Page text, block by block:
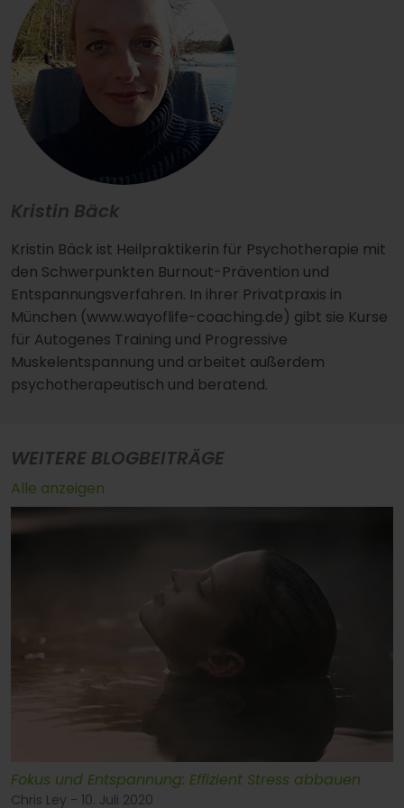
Kristin Bäck
Kristin Bäck ist Heilpraktikerin für Psychotherapie mit
den Schwerpunkten Burnout-Prävention und
Entspannungsverfahren. In ihrer Privatpraxis in
München (www.wayoflife-coaching.de) gibt sie Kurse
für Autogenes Training und Progressive
Muskelentspannung und arbeitet außerdem
psychotherapeutisch und beratend.
WEITERE BLOGBEITRÄGE
Alle anzeigen
Fokus und Entspannung: Effizient Stress abbauen
Chris Ley - 10. Juli 2020